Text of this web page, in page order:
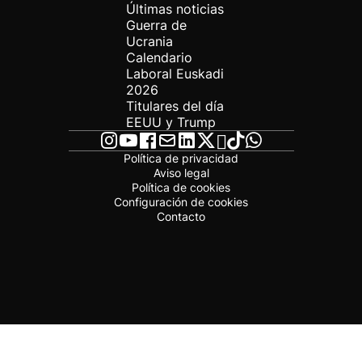
Últimas noticias
Guerra de
Ucrania
Calendario
Laboral Euskadi
2026
Titulares del día
EEUU y Trump
Política de privacidad
Aviso legal
Política de cookies
Configuración de cookies
Contacto